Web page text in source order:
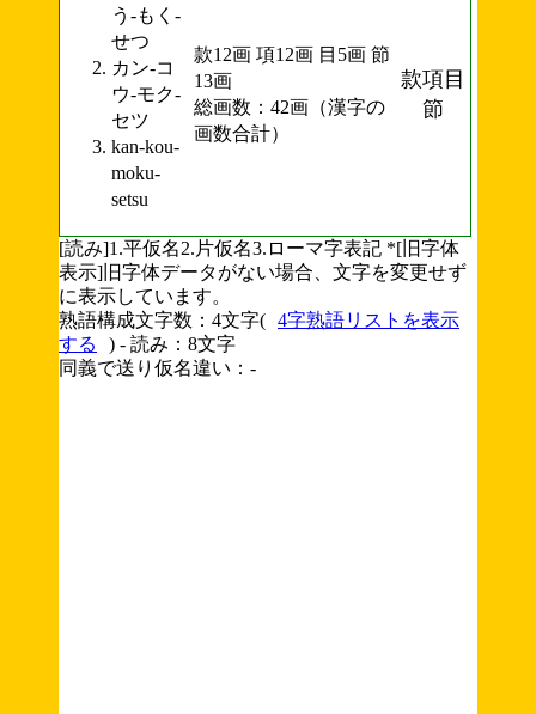
う-もく-
せつ
カン-コ
ウ-モク-
セツ
kan-kou-
moku-
setsu
款12画 項12画 目5画 節
13画
総画数：42画（漢字の
画数合計）
款項目
節
[読み]1.平仮名2.片仮名3.ローマ字表記 *[旧字体
表示]旧字体データがない場合、文字を変更せず
に表示しています。
熟語構成文字数：4文字( 4字熟語リストを表示
する
) - 読み：8文字
同義で送り仮名違い：-